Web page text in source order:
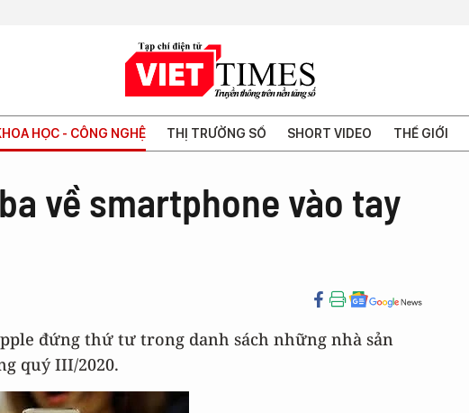
HỌC - CÔNG NGHỆ THỊ TRƯỜNG SỐ SHORT VIDEO THẾ GIỚI
về smartphone vào tay
đứng thứ tư trong danh sách những nhà sản
quý III/2020.